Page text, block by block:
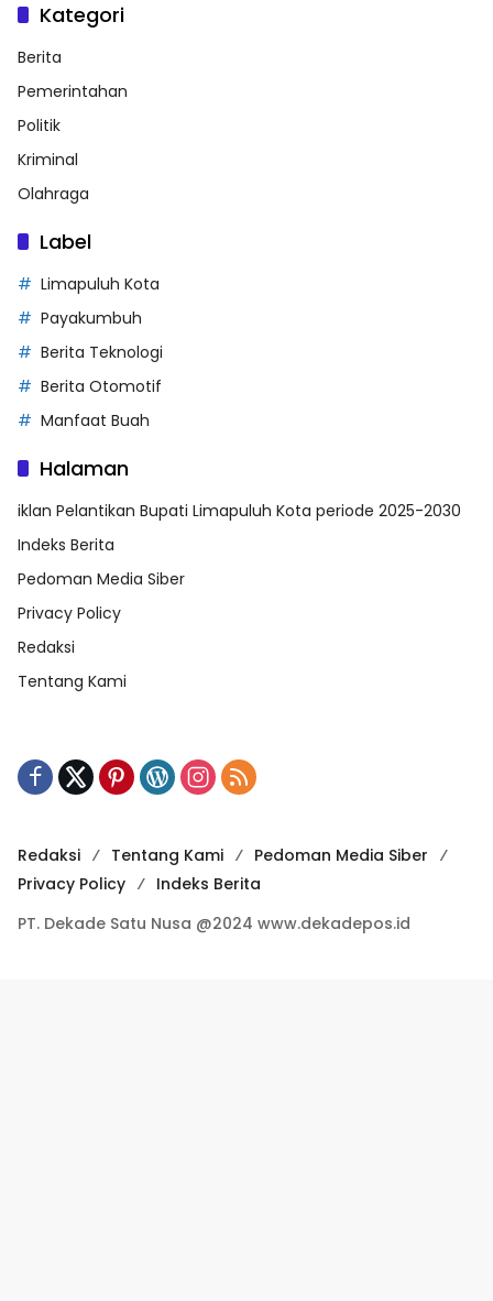
Kategori
Berita
Pemerintahan
Politik
Kriminal
Olahraga
Label
Limapuluh Kota
Payakumbuh
Berita Teknologi
Berita Otomotif
Manfaat Buah
Halaman
iklan Pelantikan Bupati Limapuluh Kota periode 2025-2030
Indeks Berita
Pedoman Media Siber
Privacy Policy
Redaksi
Tentang Kami
Redaksi Tentang Kami
Pedoman Media Siber
Privacy Policy
Indeks Berita
PT. Dekade Satu Nusa @2024 www.dekadepos.id